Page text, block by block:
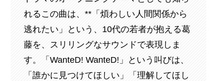
れるこの曲は、**「煩わしい人間関係から
逃れたい」という、10代の若者が抱える葛
藤を、スリリングなサウンドで表現しま
す。「WanteD! WanteD!」という叫びは、
「誰かに見つけてほしい」「理解してほし